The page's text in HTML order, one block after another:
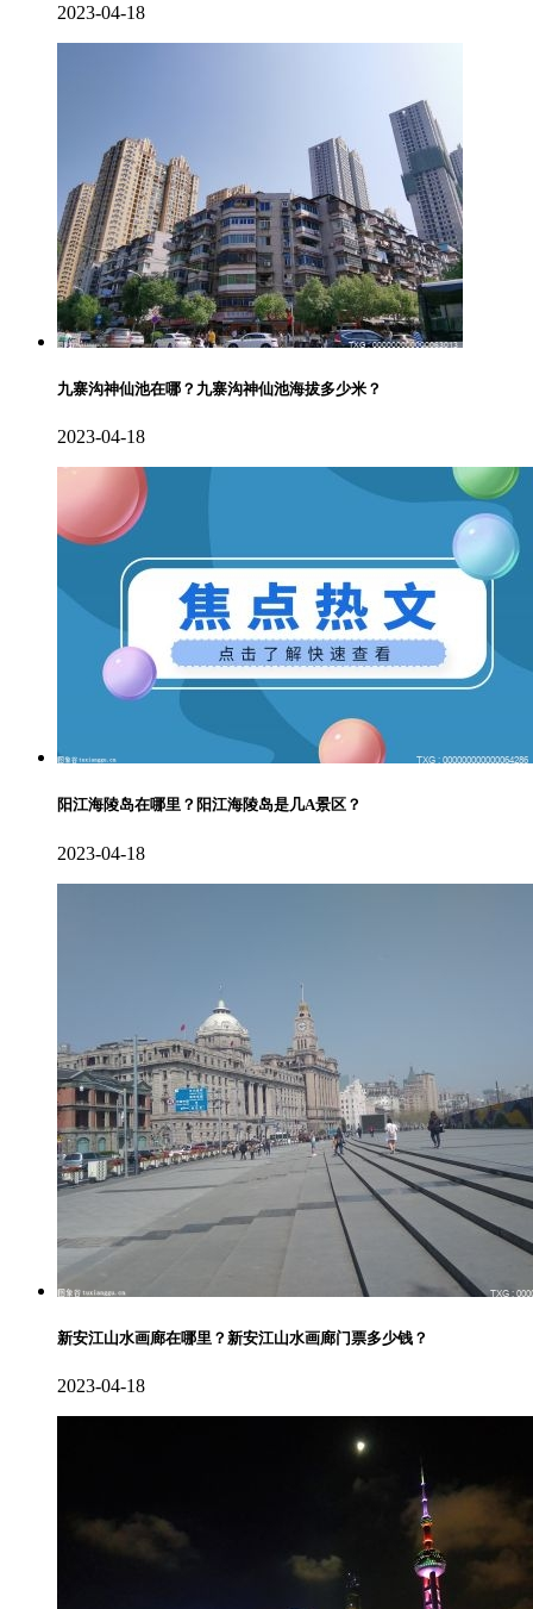
2023-04-18
九寨沟神仙池在哪？九寨沟神仙池海拔多少米？
2023-04-18
阳江海陵岛在哪里？阳江海陵岛是几A景区？
2023-04-18
新安江山水画廊在哪里？新安江山水画廊门票多少钱？
2023-04-18